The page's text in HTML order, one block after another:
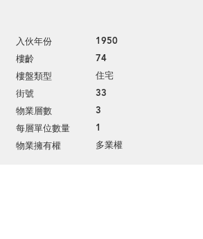
入伙年份 1950
樓齡 74
樓盤類型 住宅
街號 33
物業層數 3
每層單位數量 1
物業擁有權 多業權